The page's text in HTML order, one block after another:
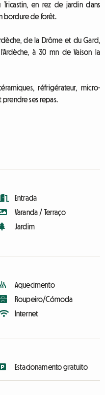
en rez de jardin dans
bordure de forêt.
de la Drôme et du Gard,
à 30 mn de Vaison la
réfrigérateur, micro-
ses repas.
Entrada
Varanda / Terraço
Jardim
Aquecimento
Roupeiro/Cómoda
Internet
Estacionamento gratuito